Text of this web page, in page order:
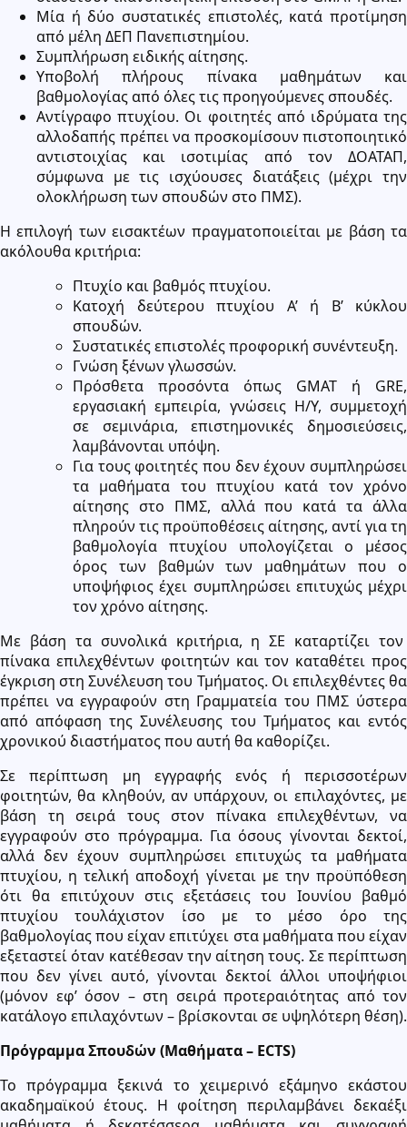
Μία ή δύο συστατικές επιστολές, κατά προτίμηση
από μέλη ΔΕΠ Πανεπιστημίου.
Συμπλήρωση ειδικής αίτησης.
Υποβολή πλήρους πίνακα μαθημάτων και
βαθμολογίας από όλες τις προηγούμενες σπουδές.
Αντίγραφο πτυχίου. Οι φοιτητές από ιδρύματα της
αλλοδαπής πρέπει να προσκομίσουν πιστοποιητικό
αντιστοιχίας και ισοτιμίας από τον ΔΟΑΤΑΠ,
σύμφωνα με τις ισχύουσες διατάξεις (μέχρι την
ολοκλήρωση των σπουδών στο ΠΜΣ).
Η επιλογή των εισακτέων πραγματοποιείται με βάση τα
ακόλουθα κριτήρια:
Πτυχίο και βαθμός πτυχίου.
Κατοχή δεύτερου πτυχίου Α’ ή Β’ κύκλου
σπουδών.
Συστατικές επιστολές προφορική συνέντευξη.
Γνώση ξένων γλωσσών.
Πρόσθετα προσόντα όπως GMAT ή GRE,
εργασιακή εμπειρία, γνώσεις Η/Υ, συμμετοχή
σε σεμινάρια, επιστημονικές δημοσιεύσεις,
λαμβάνονται υπόψη.
Για τους φοιτητές που δεν έχουν συμπληρώσει
τα μαθήματα του πτυχίου κατά τον χρόνο
αίτησης στο ΠΜΣ, αλλά που κατά τα άλλα
πληρούν τις προϋποθέσεις αίτησης, αντί για τη
βαθμολογία πτυχίου υπολογίζεται ο μέσος
όρος των βαθμών των μαθημάτων που ο
υποψήφιος έχει συμπληρώσει επιτυχώς μέχρι
τον χρόνο αίτησης.
Με βάση τα συνολικά κριτήρια, η ΣΕ καταρτίζει τον
πίνακα επιλεχθέντων φοιτητών και τον καταθέτει προς
έγκριση στη Συνέλευση του Τμήματος. Οι επιλεχθέντες θα
πρέπει να εγγραφούν στη Γραμματεία του ΠΜΣ ύστερα
από απόφαση της Συνέλευσης του Τμήματος και εντός
χρονικού διαστήματος που αυτή θα καθορίζει.
Σε περίπτωση μη εγγραφής ενός ή περισσοτέρων
φοιτητών, θα κληθούν, αν υπάρχουν, οι επιλαχόντες, με
βάση τη σειρά τους στον πίνακα επιλεχθέντων, να
εγγραφούν στο πρόγραμμα. Για όσους γίνονται δεκτοί,
αλλά δεν έχουν συμπληρώσει επιτυχώς τα μαθήματα
πτυχίου, η τελική αποδοχή γίνεται με την προϋπόθεση
ότι θα επιτύχουν στις εξετάσεις του Ιουνίου βαθμό
πτυχίου τουλάχιστον ίσο με το μέσο όρο της
βαθμολογίας που είχαν επιτύχει στα μαθήματα που είχαν
εξεταστεί όταν κατέθεσαν την αίτηση τους. Σε περίπτωση
που δεν γίνει αυτό, γίνονται δεκτοί άλλοι υποψήφιοι
(μόνον εφ’ όσον – στη σειρά προτεραιότητας από τον
κατάλογο επιλαχόντων – βρίσκονται σε υψηλότερη θέση).
Πρόγραμμα Σπουδών (Μαθήματα – ECTS)
Το πρόγραμμα ξεκινά το χειμερινό εξάμηνο εκάστου
ακαδημαϊκού έτους. Η φοίτηση περιλαμβάνει δεκαέξι